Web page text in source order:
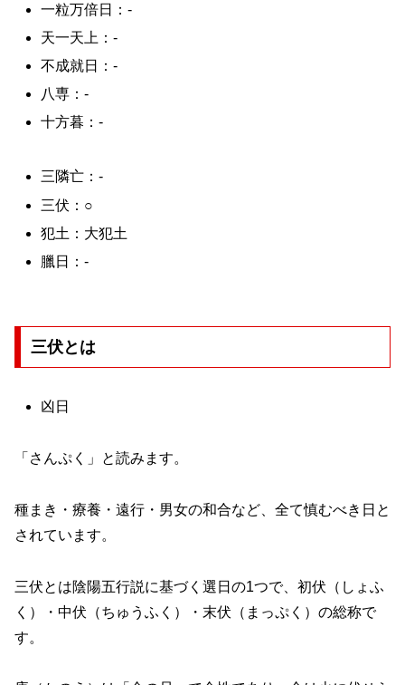
一粒万倍日：-
天一天上：-
不成就日：-
八専：-
十方暮：-
三隣亡：-
三伏：○
犯土：大犯土
臘日：-
三伏とは
凶日
「さんぷく」と読みます。
種まき・療養・遠行・男女の和合など、全て慎むべき日と
されています。
三伏とは陰陽五行説に基づく選日の1つで、初伏（しょふ
く）・中伏（ちゅうふく）・末伏（まっぷく）の総称で
す。